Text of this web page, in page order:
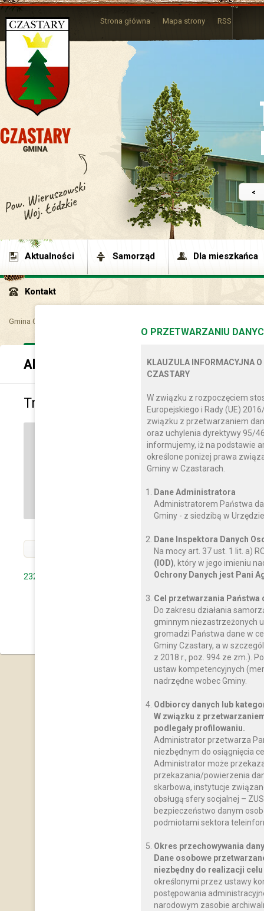
<
Strona główna Mapa strony RSS
Aktualności Samorząd Dla mieszkańca
Kontakt
Gmina Czastary
Aktualności
Transmisja XXXVIII Sesji Rady Gminy
CZWARTEK, 04 MAJA 2023
XXXVIII Sesji Rady Gminy
232 rocznica Uchwalenia Konstytucji 3 Maja
« WRÓĆ DO
O PRZETWARZANIU
KLAUZULA INFORMACYJNA
CZASTARY
W związku z rozpoczęciem
Europejskiego i Rady (UE)
związku z przetwarzaniem
oraz uchylenia dyrektywy 95/
informujemy, iż na podstawie
określone poniżej prawa
Gminy w Czastarach.
Dane Administratora
Administratorem Państwa
Gminy - z siedzibą w
Dane Inspektora Danych
Na mocy art. 37 ust. 1 lit. a)
(IOD), który w jego imieniu
Ochrony Danych jest Pani
Cel przetwarzania Państwa
Do zakresu działania
gminnym niezastrzeżonych
gromadzi Państwa dane w
Gminy Czastary, a w
z 2018 r., poz. 994 ze zm.).
ustaw kompetencyjnych
nadrzędne wobec Gminy.
Odbiorcy danych lub
W związku z
podlegały profilowaniu.
Administrator przetwarza
niezbędnym do osiągnięcia
Administrator może
przekazania/powierzenia
skarbowa, instytucje
obsługą sfery socjalnej –
bezpieczeństwo danym
podmiotami sektora
Okres przechowywania
Dane osobowe
niezbędny do realizacji
określonymi przez ustawy
postępowania
narodowym zasobie